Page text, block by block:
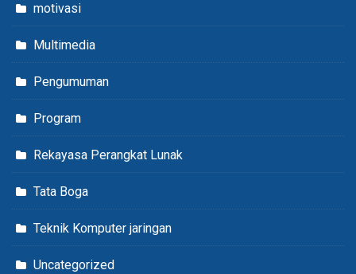
motivasi
Multimedia
Pengumuman
Program
Rekayasa Perangkat Lunak
Tata Boga
Teknik Komputer jaringan
Uncategorized